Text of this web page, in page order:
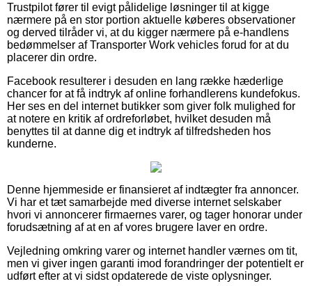
Trustpilot fører til evigt pålidelige løsninger til at kigge
nærmere på en stor portion aktuelle køberes observationer
og derved tilråder vi, at du kigger nærmere på e-handlens
bedømmelser af Transporter Work vehicles forud for at du
placerer din ordre.
Facebook resulterer i desuden en lang række hæderlige
chancer for at få indtryk af online forhandlerens kundefokus.
Her ses en del internet butikker som giver folk mulighed for
at notere en kritik af ordreforløbet, hvilket desuden må
benyttes til at danne dig et indtryk af tilfredsheden hos
kunderne.
Denne hjemmeside er finansieret af indtægter fra annoncer.
Vi har et tæt samarbejde med diverse internet selskaber
hvori vi annoncerer firmaernes varer, og tager honorar under
forudsætning af at en af vores brugere laver en ordre.
Vejledning omkring varer og internet handler værnes om tit,
men vi giver ingen garanti imod forandringer der potentielt er
udført efter at vi sidst opdaterede de viste oplysninger.